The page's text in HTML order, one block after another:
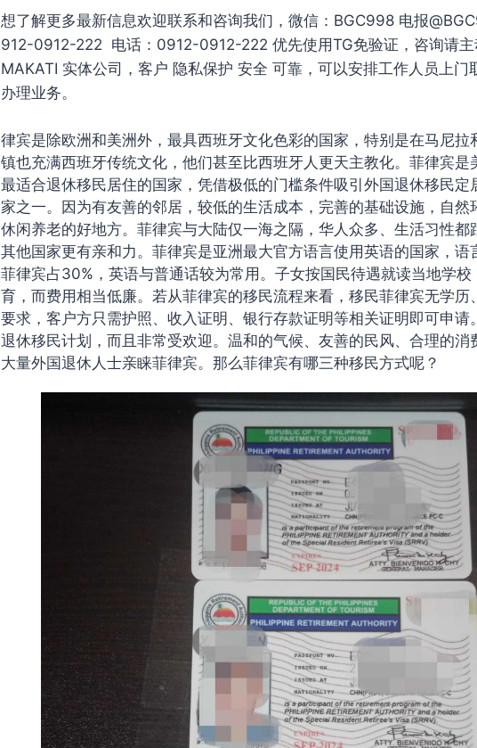
想了解更多最新信息欢迎联系和咨询我们，微信：BGC998 电报
912-0912-222 电话：0912-0912-222 优先使用TG免验证，咨询请主
MAKATI 实体公司，客户 隐私保护 安全 可靠，可以安排工作人员上门
办理业务。
律宾是除欧洲和美洲外，最具西班牙文化色彩的国家，特别是在马尼拉
镇也充满西班牙传统文化，他们甚至比西班牙人更天主教化。菲律宾是
最适合退休移民居住的国家，凭借极低的门槛条件吸引外国退休移民定
家之一。因为有友善的邻居，较低的生活成本，完善的基础设施，自然
休闲养老的好地方。菲律宾与大陆仅一海之隔，华人众多、生活习性都
其他国家更有亲和力。菲律宾是亚洲最大官方语言使用英语的国家，语
菲律宾占30%，英语与普通话较为常用。子女按国民待遇就读当地学
育，而费用相当低廉。若从菲律宾的移民流程来看，移民菲律宾无学历
要求，客户方只需护照、收入证明、银行存款证明等相关证明即可申请
退休移民计划，而且非常受欢迎。温和的气候、友善的民风、合理的消
大量外国退休人士亲睐菲律宾。那么菲律宾有哪三种移民方式呢？